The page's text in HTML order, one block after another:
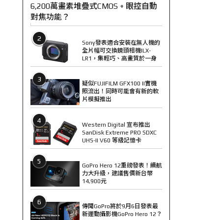
6,200萬畫素堆疊式CMOS + 眼控自動
對焦功能？
2
Sony發表適合安裝在無人機的
全片幅可交換鏡頭相機ILX-
LR1，集輕巧、高畫質於一身
3
疑似FUJIFILM GFX100 II實機
照流出！同時可能會有新的軟
片模擬推出
4
Western Digital 宣布推出
SanDisk Extreme PRO SDXC
UHS-II V60 等級記憶卡
5
GoPro Hero 12重磅發表！續航
力大升級，建議售價新台幣
14,900元
6
傳聞GoPro將於9月6日發表最
新運動攝影機GoPro Hero 12？